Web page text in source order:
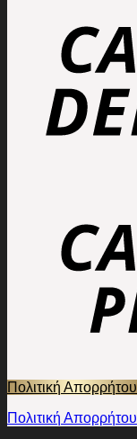
Πολιτική Απορρήτου
Πολιτική Απορρήτου